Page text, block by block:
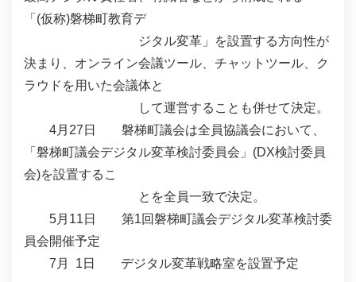
「(仮称)磐梯町教育デ
ジタル変革」を設置する方向性が
決まり、オンライン会議ツール、チャットツール、ク
ラウドを用いた会議体と
して運営することも併せて決定。
4月27日 磐梯町議会は全員協議会において、
「磐梯町議会デジタル変革検討委員会」(DX検討委員
会)を設置するこ
とを全員一致で決定。
5月11日 第1回磐梯町議会デジタル変革検討委
員会開催予定
7月 1日 デジタル変革戦略室を設置予定